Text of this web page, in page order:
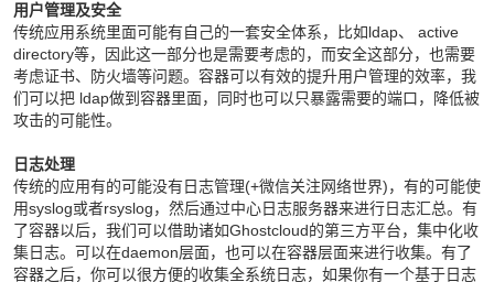
用户管理及安全
传统应用系统里面可能有自己的一套安全体系，比如ldap、 active
directory等，因此这一部分也是需要考虑的，而安全这部分，也需要
考虑证书、防火墙等问题。容器可以有效的提升用户管理的效率，我
们可以把 ldap做到容器里面，同时也可以只暴露需要的端口，降低被
攻击的可能性。
日志处理
传统的应用有的可能没有日志管理(+微信关注网络世界)，有的可能使
用syslog或者rsyslog，然后通过中心日志服务器来进行日志汇总。有
了容器以后，我们可以借助诸如Ghostcloud的第三方平台，集中化收
集日志。可以在daemon层面，也可以在容器层面来进行收集。有了
容器之后，你可以很方便的收集全系统日志，如果你有一个基于日志